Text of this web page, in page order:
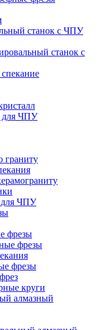
станок с ЧПУ
станок с
для ЧПУ
граниту
для ЧПУ
фрезы
фрезы
фрезы
круги
алмазный